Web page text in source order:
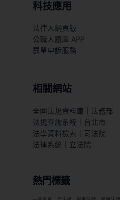
科技應用
法律人網頁版
公職人題庫 APP
罰單申訴服務
相關網站
全國法規資料庫｜法務部
法規查詢系統｜台北市
法學資料檢索｜司法院
法律系統｜立法院
熱門標籤